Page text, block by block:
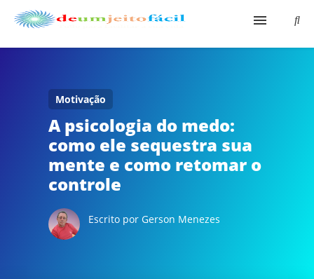
Aqui É Fácil
Shopping Virtual
Motivação
A psicologia do medo:
como ele sequestra sua
mente e como retomar o
controle
Escrito por Gerson Menezes